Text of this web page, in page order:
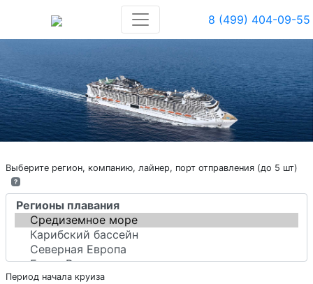
8 (499) 404-09-55
Выберите регион, компанию, лайнер, порт отправления (до 5 шт)
?
Период начала круиза